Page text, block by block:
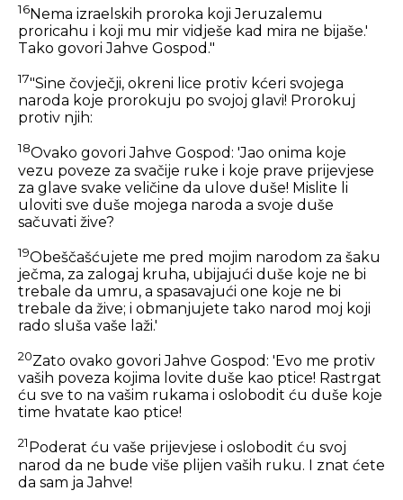
16Nema izraelskih proroka koji Jeruzalemu
proricahu i koji mu mir vidješe kad mira ne bijaše.'
Tako govori Jahve Gospod."
17"Sine čovječji, okreni lice protiv kćeri svojega
naroda koje prorokuju po svojoj glavi! Prorokuj
protiv njih:
18Ovako govori Jahve Gospod: 'Jao onima koje
vezu poveze za svačije ruke i koje prave prijevjese
za glave svake veličine da ulove duše! Mislite li
uloviti sve duše mojega naroda a svoje duše
sačuvati žive?
19Obeščašćujete me pred mojim narodom za šaku
ječma, za zalogaj kruha, ubijajući duše koje ne bi
trebale da umru, a spasavajući one koje ne bi
trebale da žive; i obmanjujete tako narod moj koji
rado sluša vaše laži.'
20Zato ovako govori Jahve Gospod: 'Evo me protiv
vaših poveza kojima lovite duše kao ptice! Rastrgat
ću sve to na vašim rukama i oslobodit ću duše koje
time hvatate kao ptice!
21 Poderat ću vaše prijevjese i oslobodit ću svoj
narod da ne bude više plijen vaših ruku. I znat ćete
da sam ja Jahve!